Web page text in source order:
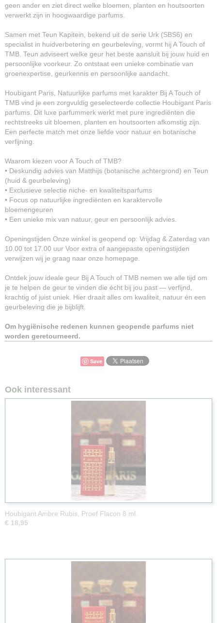
geen ander en ziet direct welke bloemen, planten en houtsoorten
verwerkt zijn in hoogwaardige parfums.
Samen met Teun Kapitein, bekend uit de serie Urk (SBS6) en
specialist in huidverbetering en geurbeleving, vormt hij A Touch of
TMB. Teun adviseert welke geur het beste aansluit bij jouw huid en
persoonlijke voorkeur. Zo ontstaat een unieke combinatie van
groenexpertise, geurkennis en persoonlijke aandacht.
Houbigant Paris, Natuurlijke parfums met karakter Bij A Touch of
TMB vind je een zorgvuldig geselecteerde collectie Houbigant Paris
parfums. Dit luxe parfummerk werkt met pure ingrediënten die
rechtstreeks uit bloemen, planten en houtsoorten afkomstig zijn.
Een perfecte match met onze liefde voor natuur en botanische
verfijning.
Waarom kiezen voor A Touch of TMB?
• Deskundig advies van Matthijs (botanische achtergrond) en Teun
(huid & geurbeleving)
• Exclusieve selectie niche- en kwaliteitsparfums
• Focus op natuurlijke ingrediënten en karaktervolle
bloemengeuren
• Een unieke mix van natuur, geur en persoonlijk advies.
Openingstijden Onze winkel is geopend op: Vrijdag & Zaterdag van
10.00 tot 17.00 uur Voor extra of aangepaste openingstijden
verwijzen wij je graag naar onze homepage.
Ontdek jouw ideale geur Bij A Touch of TMB nemen we alle tijd om
je te helpen de geur te vinden die écht bij jou past — verfijnd,
krachtig of juist uniek. Hier draait alles om kwaliteit, natuur én een
geurbeleving die je bijblijft.
Om hygiënische redenen kunnen geopende parfums niet
worden geretourneerd.
Save
Ook interessant
Houbigant Ambre Rubis, Proef Flacon 8 ml.
€ 18,95